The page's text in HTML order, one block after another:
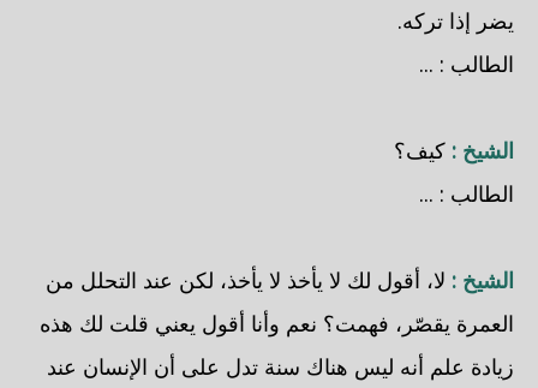
يضر إذا تركه.
الطالب : ...
الشيخ : كيف؟
الطالب : ...
الشيخ : لا، أقول لك لا يأخذ لا يأخذ، لكن عند التحلل من
العمرة يقصّر، فهمت؟ نعم وأنا أقول يعني قلت لك هذه
زيادة علم أنه ليس هناك سنة تدل على أن الإنسان عند